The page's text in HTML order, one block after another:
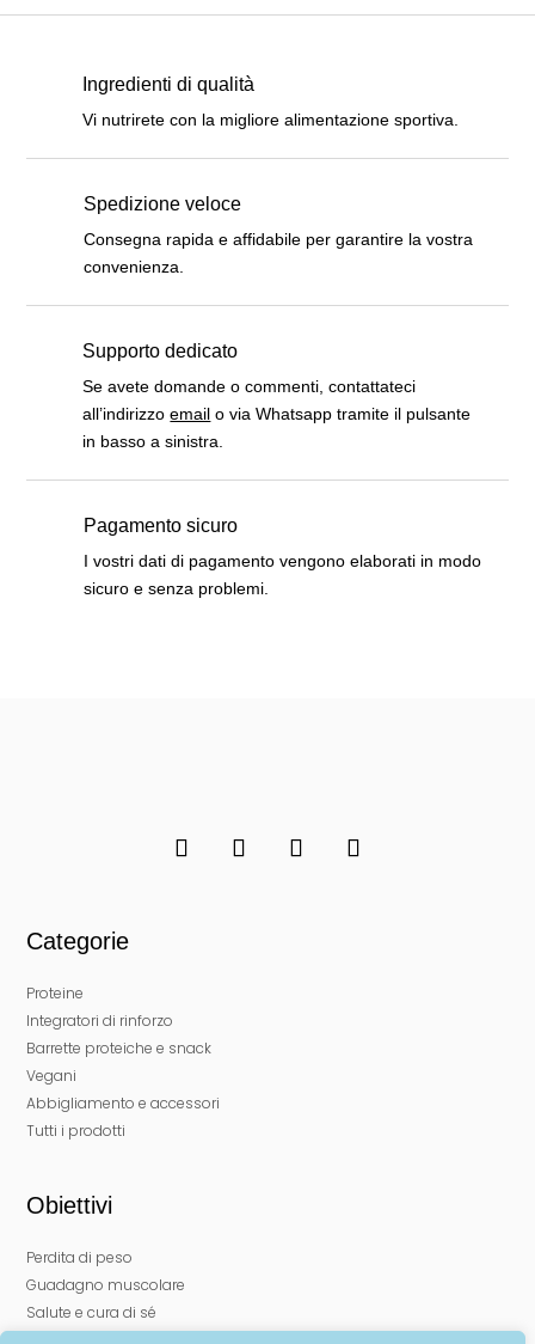
Ingredienti di qualità
Vi nutrirete con la migliore alimentazione sportiva.
Spedizione veloce
Consegna rapida e affidabile per garantire la vostra
convenienza.
Supporto dedicato
Se avete domande o commenti, contattateci
all’indirizzoemail o via Whatsapp tramite il pulsante
in basso a sinistra.
Pagamento sicuro
I vostri dati di pagamento vengono elaborati in modo
sicuro e senza problemi.
Categorie
Proteine
Integratori di rinforzo
Barrette proteiche e snack
Vegani
Abbigliamento e accessori
Tutti i prodotti
Obiettivi
Perdita di peso
Guadagno muscolare
Salute e cura di sé